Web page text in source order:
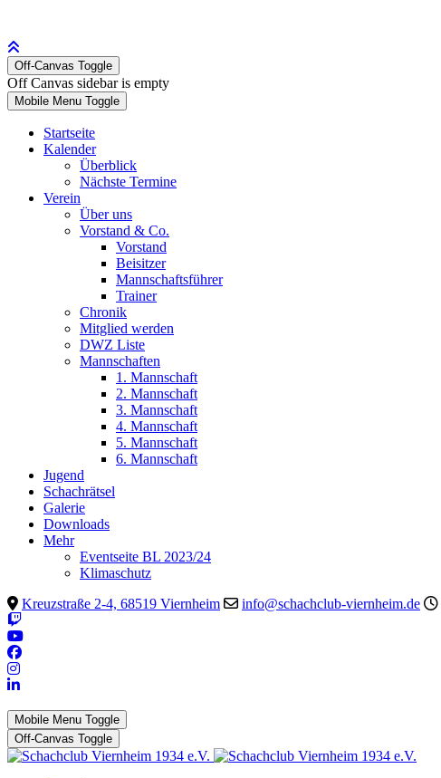
Off-Canvas Toggle
Off Canvas sidebar is empty
Mobile Menu Toggle
Startseite
Kalender
Überblick
Nächste Termine
Verein
Über uns
Vorstand & Co.
Vorstand
Beisitzer
Mannschaftsführer
Trainer
Chronik
Mitglied werden
DWZ Liste
Mannschaften
1. Mannschaft
2. Mannschaft
3. Mannschaft
4. Mannschaft
5. Mannschaft
6. Mannschaft
Jugend
Schachrätsel
Galerie
Downloads
Mehr
Eventseite BL 2023/24
Klimaschutz
Kreuzstraße 2-4, 68519 Viernheim
info@schachclub-viernheim.de
Mobile Menu Toggle
Off-Canvas Toggle